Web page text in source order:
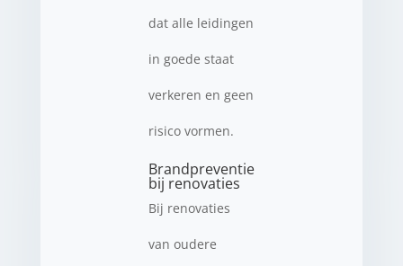
dat alle leidingen
in goede staat
verkeren en geen
risico vormen.
Brandpreventie
bij renovaties
Bij renovaties
van oudere